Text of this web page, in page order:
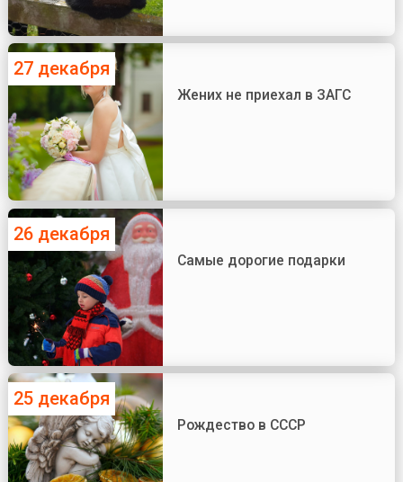
27 декабря
Жених не приехал в ЗАГС
26 декабря
Самые дорогие подарки
25 декабря
Рождество в СССР